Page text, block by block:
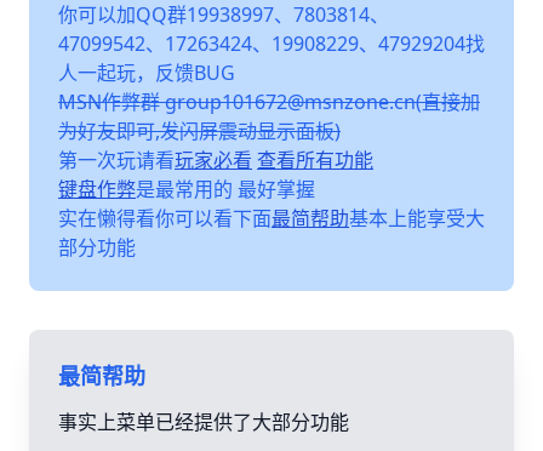
你可以加QQ群19938997、7803814、
47099542、17263424、19908229、47929204找
人一起玩，反馈BUG
MSN作弊群group101672@msnzone.cn(直接加
为好友即可,发闪屏震动显示面板)
第一次玩请看玩家必看 查看所有功能
键盘作弊是最常用的 最好掌握
实在懒得看你可以看下面最简帮助基本上能享受大
部分功能
最简帮助
事实上菜单已经提供了大部分功能